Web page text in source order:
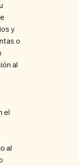
y
o
al
el
al